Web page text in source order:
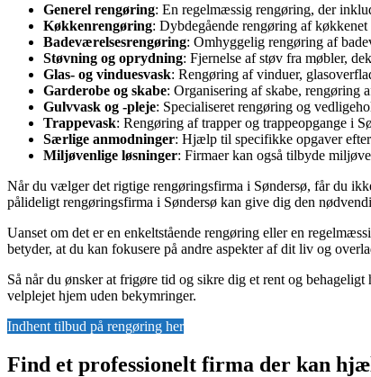
Generel rengøring: En regelmæssig rengøring, der
Køkkenrengøring: Dybdegående rengøring af
Badeværelsesrengøring: Omhyggelig rengøring af
Støvning og oprydning: Fjernelse af støv fra møbler,
Glas- og vinduesvask: Rengøring af vinduer,
Garderobe og skabe: Organisering af skabe, rengøring
Gulvvask og -pleje: Specialiseret rengøring og
Trappevask: Rengøring af trapper og trappeopgange i
Særlige anmodninger: Hjælp til specifikke opgaver efter
Miljøvenlige løsninger: Firmaer kan også tilbyde
Når du vælger det rigtige rengøringsfirma i Søndersø, får du
pålideligt rengøringsfirma i Søndersø kan give dig den
Uanset om det er en enkeltstående rengøring eller en
betyder, at du kan fokusere på andre aspekter af dit liv og
Så når du ønsker at frigøre tid og sikre dig et rent og
velplejet hjem uden bekymringer.
Indhent tilbud på rengøring her
Find et professionelt firma der kan